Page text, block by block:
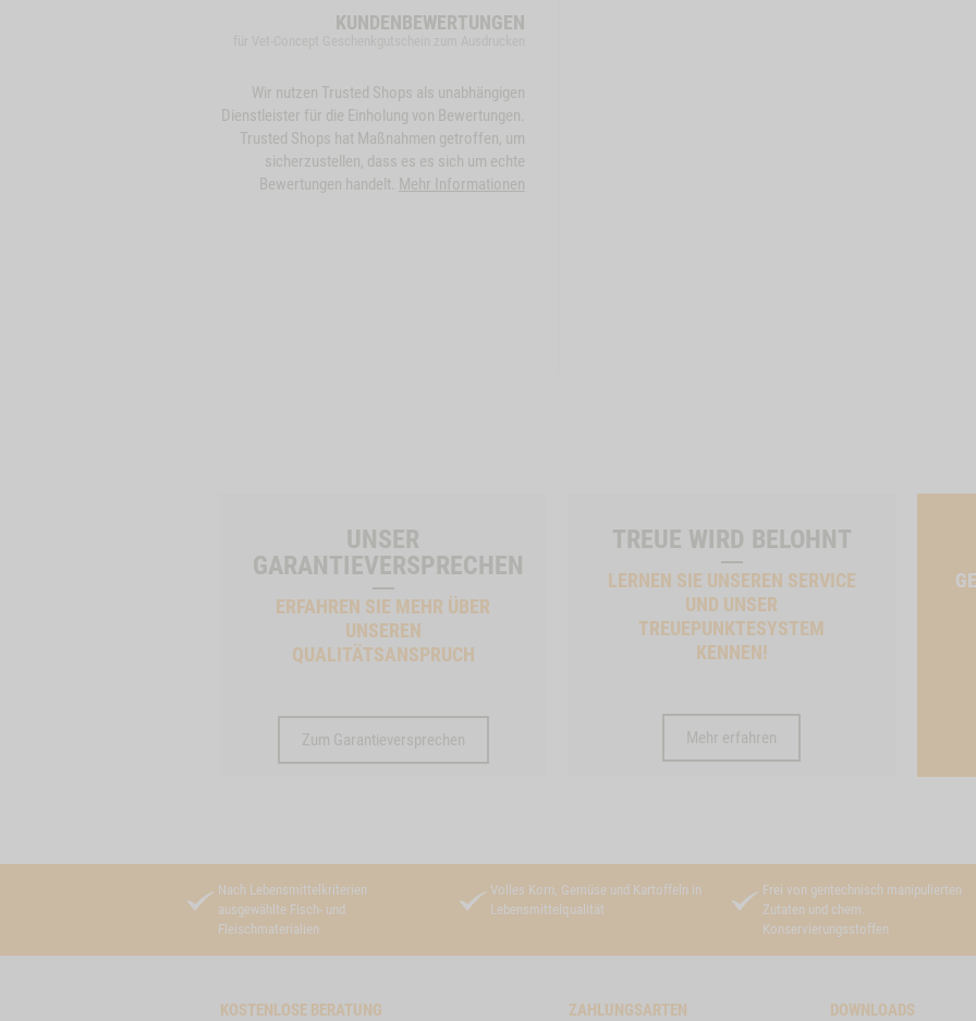
KUNDENBEWERTUNGEN
Wir nutzen Trusted Shops als unabhängigen
Dienstleister für die Einholung von Bewertungen.
Trusted Shops hat Maßnahmen getroffen, um
sicherzustellen, dass es es sich um echte
Bewertungen handelt. Mehr Informationen
UNSER
GARANTIEVERSPRECHEN
ERFAHREN SIE MEHR ÜBER
UNSEREN
QUALITÄTSANSPRUCH
Zum Garantieversprechen
TREUE WIRD BELOHNT
LERNEN SIE UNSEREN SERVICE
UND UNSER
TREUEPUNKTESYSTEM
KENNEN!
Mehr erfahren
Nach Lebensmittelkriterien
ausgewählte Fisch- und
Fleischmaterialien
Volles Korn, Gemüse und Kartoffeln in
Lebensmittelqualität
Frei von gentechnisch manipulierten
Zutaten und chem.
Konservierungsstoffen
KOSTENLOSE BERATUNG
ZAHLUNGSARTEN
DOWNLOADS